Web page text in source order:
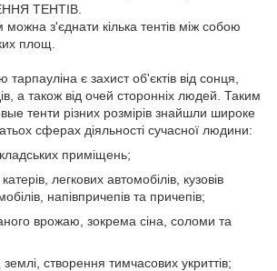
ТЕНТІВ.
з'єднати кілька тентів між собою
площ.
є захист об'єктів від сонця,
а також від очей сторонніх людей. Таким
тенти різних розмірів знайшли широке
сферах діяльності сучасної людини:
приміщень;
легкових автомобілів, кузовів
напівпричепів та причепів;
врожаю, зокрема сіна, соломи та
створення тимчасових укриттів;